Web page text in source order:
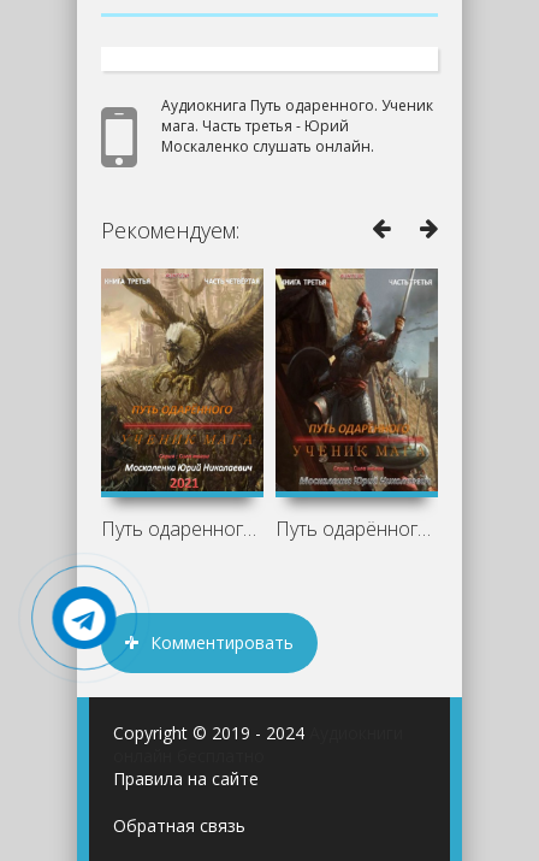
Аудиокнига Путь одаренного. Ученик
мага. Часть третья - Юрий
Москаленко слушать онлайн.
Рекомендуем:
Путь одаренного. Ученик мага. Часть 4 - Путь одарённого. Ученик мага. Часть
Комментировать
Copyright © 2019 - 2024
Правила на сайте
Обратная связь